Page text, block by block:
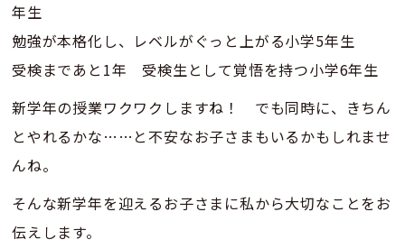
年生
勉強が本格化し、レベルがぐっと上がる小学5年生
受検まであと1年 受検生として覚悟を持つ小学6年生
新学年の授業ワクワクしますね！ でも同時に、きちん
とやれるかな……と不安なお子さまもいるかもしれませ
んね。
そんな新学年を迎えるお子さまに私から大切なことをお
伝えします。